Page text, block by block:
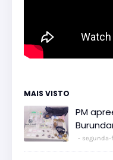
MAIS VISTO
PM
segunda-